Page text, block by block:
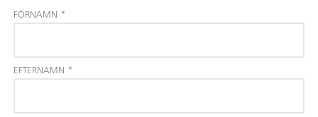
FÖRNAMN *
EFTERNAMN *